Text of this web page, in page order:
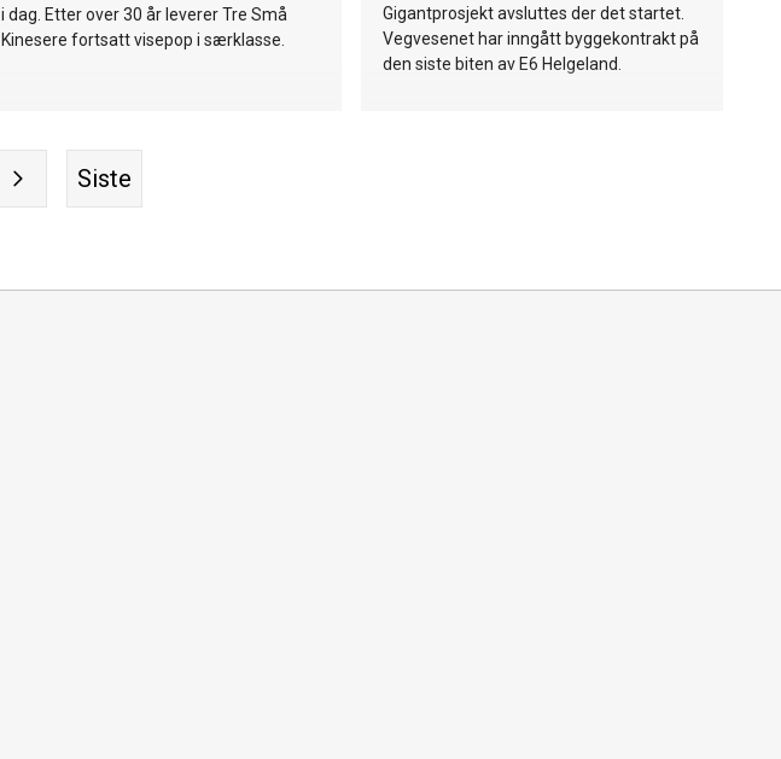
i dag. Etter over 30 år leverer Tre Små
Kinesere fortsatt visepop i særklasse.
Gigantprosjekt avsluttes der det startet.
Vegvesenet har inngått byggekontrakt på
den siste biten av E6 Helgeland.
Siste